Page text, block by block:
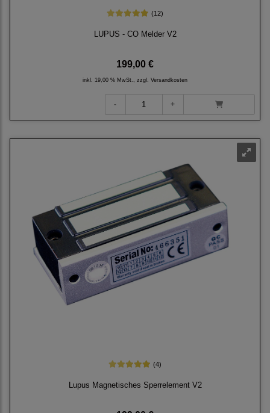
(12)
LUPUS - CO Melder V2
199,00 €
inkl. 19,00 % MwSt., zzgl. Versandkosten
(4)
Lupus Magnetisches Sperrelement V2